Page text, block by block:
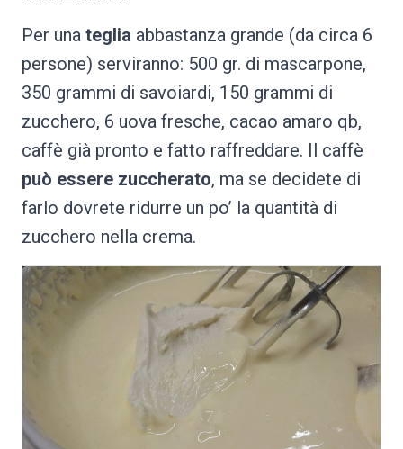
Per una teglia abbastanza grande (da circa 6
persone) serviranno: 500 gr. di mascarpone,
350 grammi di savoiardi, 150 grammi di
zucchero, 6 uova fresche, cacao amaro qb,
caffè già pronto e fatto raffreddare. Il caffè
può essere zuccherato, ma se decidete di
farlo dovrete ridurre un po’ la quantità di
zucchero nella crema.